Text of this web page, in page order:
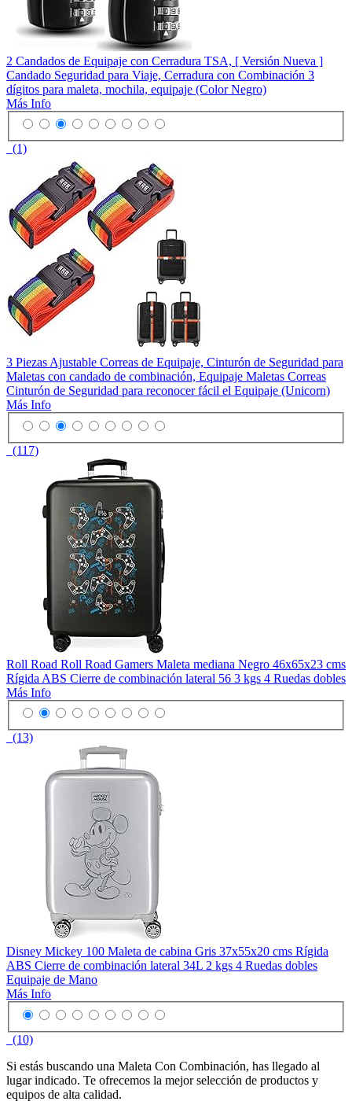
2 Candados de Equipaje con Cerradura TSA, [ Versión Nueva ]
Candado Seguridad para Viaje, Cerradura con Combinación 3
dígitos para maleta, mochila, equipaje (Color Negro)
Más Info
(1)
3 Piezas Ajustable Correas de Equipaje, Cinturón de Seguridad para
Maletas con candado de combinación, Equipaje Maletas Correas
Cinturón de Seguridad para reconocer fácil el Equipaje (Unicorn)
Más Info
(117)
Roll Road Roll Road Gamers Maleta mediana Negro 46x65x23 cms
Rígida ABS Cierre de combinación lateral 56 3 kgs 4 Ruedas dobles
Más Info
(13)
Disney Mickey 100 Maleta de cabina Gris 37x55x20 cms Rígida
ABS Cierre de combinación lateral 34L 2 kgs 4 Ruedas dobles
Equipaje de Mano
Más Info
(10)
Si estás buscando una Maleta Con Combinación, has llegado al
lugar indicado. Te ofrecemos la mejor selección de productos y
equipos de alta calidad.